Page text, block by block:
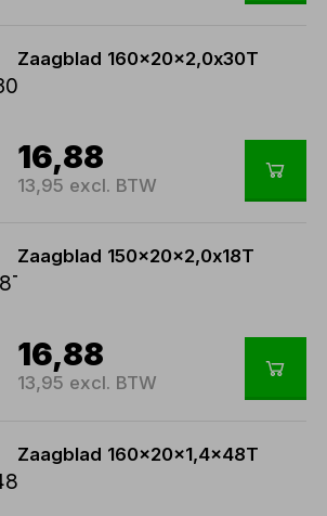
Zaagblad 160x20x2,0x30T
16,88
13,95 excl. BTW
Zaagblad 150x20x2,0x18T
16,88
13,95 excl. BTW
Zaagblad 160x20x1,4x48T